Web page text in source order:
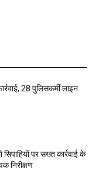
28 पुलिसकर्मी लाइन
पर सख्त कार्रवाई के
निरीक्षण